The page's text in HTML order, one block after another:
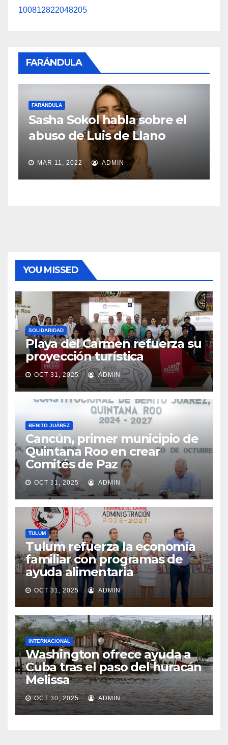
100812822048205
FARÁNDULA
FARÁNDULA
Maluma será la imagen
oficial de Rappi en el mundo
MAR 11, 2022 ADMIN
YOU MISSED
SOLIDARIDAD
Playa del Carmen refuerza su
proyección turística
OCT 31, 2025 ADMIN
BENITO JUÁREZ
Cancún, primer municipio de
Quintana Roo en crear
Comités de Paz
OCT 31, 2025 ADMIN
TULUM
Tulum refuerza la economía
familiar con programas de
ayuda alimentaria
OCT 31, 2025 ADMIN
INTERNACIONAL
Washington ofrece ayuda a
Cuba tras el paso del huracán
Melissa
OCT 30, 2025 ADMIN